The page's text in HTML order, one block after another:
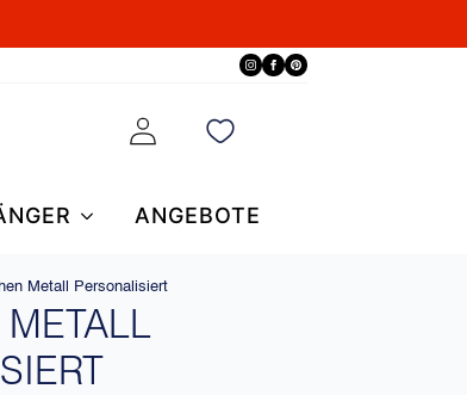
ANGEBOTE
Metall Personalisiert